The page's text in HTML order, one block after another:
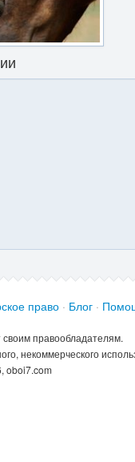
право · Блог ·
правообладателям.
некоммерческого
oboi7.com